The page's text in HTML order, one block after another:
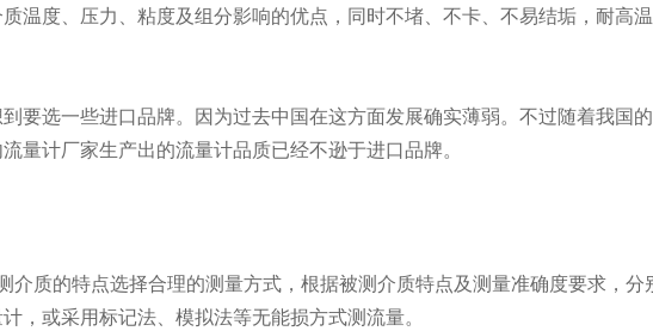
温度、压力、粘度及组分影响的优点，同时不堵、不卡、不易结垢，耐高
要选一些进口品牌。因为过去中国在这方面发展确实薄弱。不过随着我国
量计厂家生产出的流量计品质已经不逊于进口品牌。
质的特点选择合理的测量方式，根据被测介质特点及测量准确度要求，分
，或采用标记法、模拟法等无能损方式测流量。